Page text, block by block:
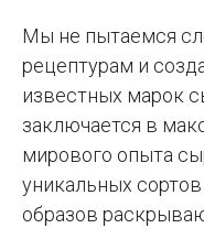
Мы не пытаемся
рецептурам и
известных марок
заключается в
мирового опыта
уникальных
образов